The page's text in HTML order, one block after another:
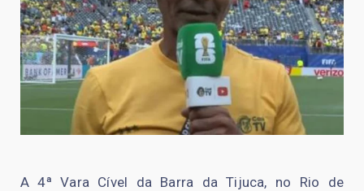
A 4ª Vara Cível da Barra da Tijuca, no Rio de